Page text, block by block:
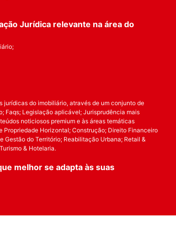
Jurídica relevante na área do
jurídicas do imobiliário, através de um conjunto de
Faqs; Legislação aplicável; Jurisprudência mais
noticiosos premium e às áreas temáticas
Propriedade Horizontal; Construção; Direito Financeiro
Gestão do Território; Reabilitação Urbana; Retail &
& Hotelaria.
melhor se adapta às suas